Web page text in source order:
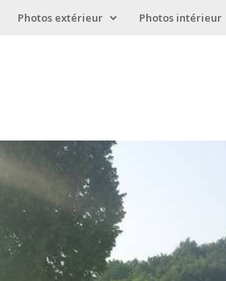
Photos extérieur Photos intérieur